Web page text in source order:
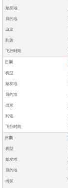
始发地
目的地
出发
到达
飞行时间
日期
机型
始发地
目的地
出发
到达
飞行时间
日期
机型
始发地
目的地
出发